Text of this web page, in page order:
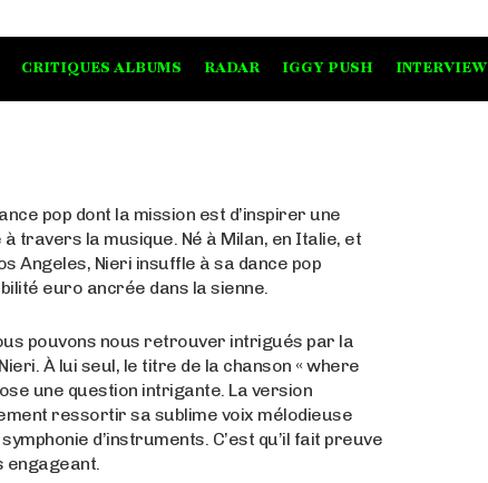
CRITIQUES ALBUMS RADAR IGGY PUSH INTERVIEW
pop dont la mission est d’inspirer une
travers la musique. Né à Milan, en Italie, et
Angeles, Nieri insuffle à sa dance pop
euro ancrée dans la sienne.
pouvons nous retrouver intrigués par la
À lui seul, le titre de la chanson « where
une question intrigante. La version
ressortir sa sublime voix mélodieuse
d’instruments. C’est qu’il fait preuve
engageant.